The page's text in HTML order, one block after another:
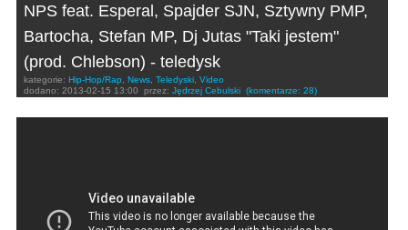
NPS feat. Esperal, Spajder SJN, Sztywny PMP,
Bartocha, Stefan MP, Dj Jutas "Taki jestem"
(prod. Chlebson) - teledysk
kategorie: Hip-Hop/Rap News Teledyski Video
dodano: 2013-02-15 13:00 przez: Jędrzej Cebulski (komentarze: 28)